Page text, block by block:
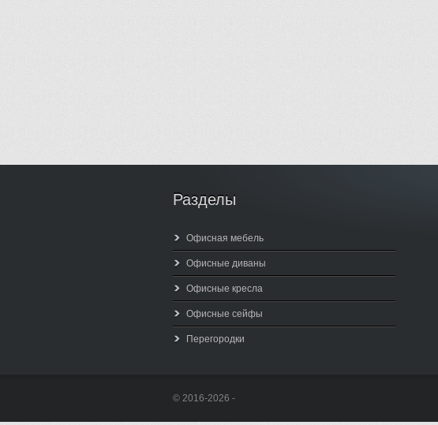
Разделы
Офисная мебель
Офисные диваны
Офисные кресла
Офисные сейфы
Перегородки
© 2016-2026 -